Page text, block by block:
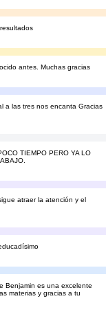
antes. Muchas gracias
a las tres nos encanta Gracias
TIEMPO PERO YA LO
atraer la atención y el
Benjamin es una excelente
materias y gracias a tu